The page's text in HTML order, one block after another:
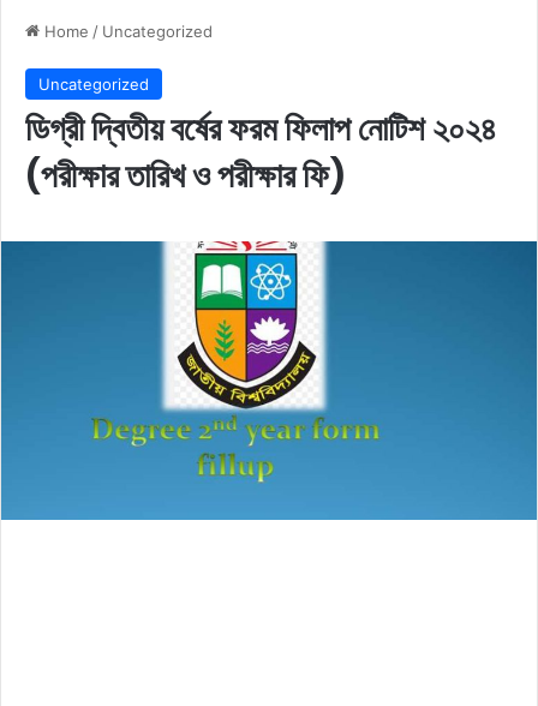
Home / Uncategorized
Uncategorized
ডিগ্রী দ্বিতীয় বর্ষের ফরম ফিলাপ নোটিশ ২০২৪
(পরীক্ষার তারিখ ও পরীক্ষার ফি)